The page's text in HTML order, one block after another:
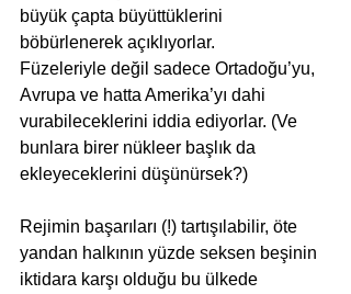
büyük çapta büyüttüklerini
böbürlenerek açıklıyorlar.
Füzeleriyle değil sadece Ortadoğu’yu,
Avrupa ve hatta Amerika’yı dahi
vurabileceklerini iddia ediyorlar. (Ve
bunlara birer nükleer başlık da
ekleyeceklerini düşünürsek?)
Rejimin başarıları (!) tartışılabilir, öte
yandan halkının yüzde seksen beşinin
iktidara karşı olduğu bu ülkede